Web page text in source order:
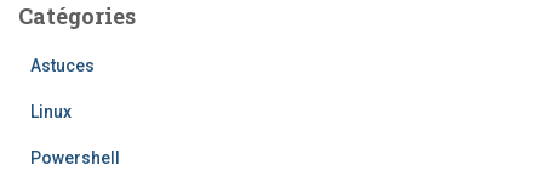
Catégories
Astuces
Linux
Powershell